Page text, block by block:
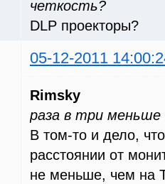
четкость?
DLP проекторы?
05-12-2011
Rimsky
раза в три меньше
В том-то и дело,
расстоянии от
не меньше, чем на